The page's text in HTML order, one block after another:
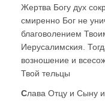
Жертва Богу дух
смиренно Бог не
благоволением
Иерусалимския.
возношение и
Твой тельцы
Слава Отцу и Сыну